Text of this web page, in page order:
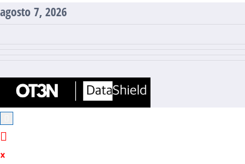
Pular
agosto 7, 2026
×